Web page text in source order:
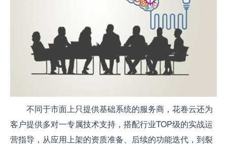
不同于市面上只提供基础系统的服务商，花卷云还为
客户提供多对一专属技术支持，搭配行业TOP级的实战运
营指导，从应用上架的资质准备、后续的功能迭代，到裂